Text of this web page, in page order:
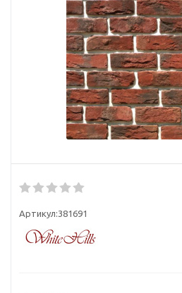
Артикул:381691